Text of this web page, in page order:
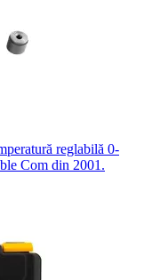
reglabilă 0-
Com din 2001.